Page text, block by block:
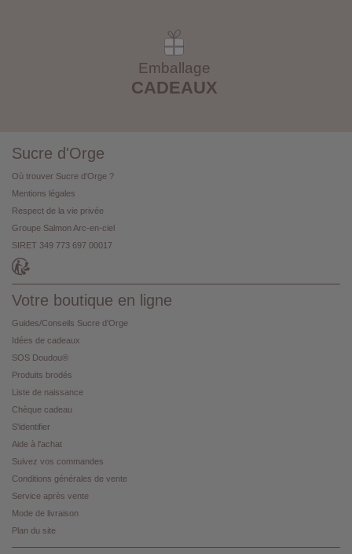
Emballage
CADEAUX
Sucre d'Orge
Où trouver Sucre d'Orge ?
Mentions légales
Respect de la vie privée
Groupe Salmon Arc-en-ciel
SIRET 349 773 697 00017
Votre boutique en ligne
Guides/Conseils Sucre d'Orge
Idées de cadeaux
SOS Doudou®
Produits brodés
Liste de naissance
Chèque cadeau
S'identifier
Aide à l'achat
Suivez vos commandes
Conditions générales de vente
Service après vente
Mode de livraison
Plan du site